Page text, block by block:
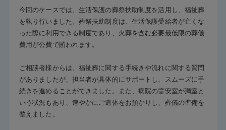
今回のケースでは、生活保護の葬祭扶助制度を活用し、福祉葬
を執り行いました。葬祭扶助制度は、生活保護受給者が亡くな
った際に利用できる制度であり、火葬を含む必要最低限の葬儀
費用が公費で賄われます。
ご相談者様からは、福祉葬に関する手続きや流れに関する質問
がありましたが、担当者が具体的にサポートし、スムーズに手
続きを進めることができました。また、病院の霊安室が満室と
いう状況もあり、速やかにご遺体をお預かりし、葬儀の準備を
整えました。